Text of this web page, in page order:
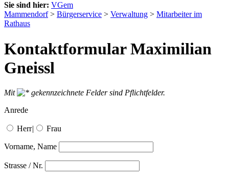
Sie sind hier: VGem
Mammendorf> Bürgerservice > Verwaltung > Mitarbeiter im
Rathaus
Kontaktformular Maximilian
Gneissl
Mit
gekennzeichnete Felder sind Pflichtfelder.
Anrede
Herr| Frau
Vorname, Name
Strasse / Nr.